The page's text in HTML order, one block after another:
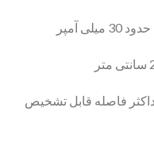
فاصله قابل تشخیص